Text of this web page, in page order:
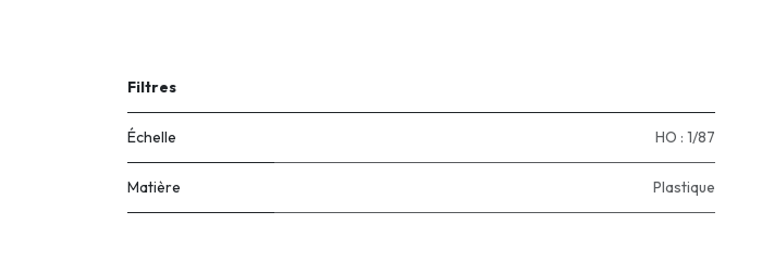
Filtres
Échelle HO : 1/87
Matière Plastique